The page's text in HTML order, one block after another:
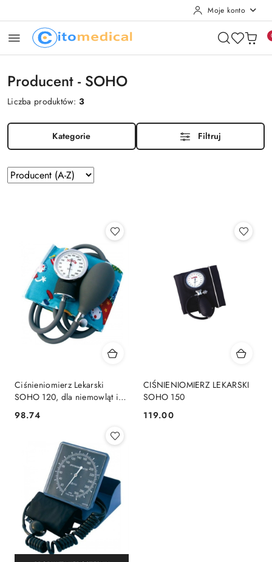
Moje konto
Producent - SOHO
Liczba produktów:3
Kategorie Filtruj
Zastosowano
sortowanie:
Sortuj
według
Ciśnieniomierz Lekarski
SOHO 120, dla niemowląt i
dzieci
Cena:
98.74
CIŚNIENIOMIERZ LEKARSKI
SOHO 150
Cena:
119.00